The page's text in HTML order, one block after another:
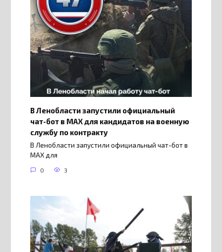
В Ленобласти запустили официальный
чат-бот в МАХ для кандидатов на военную
службу по контракту
В Ленобласти запустили официальный чат-бот в
МАХ для
0 3